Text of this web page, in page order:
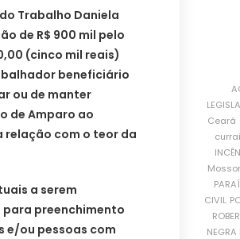
Trabalho Daniela
de R$ 900 mil pelo
(cinco mil reais)
beneficiário
ou de manter
de Amparo ao
relação com o teor da
a serem
preenchimento
e/ou pessoas com
Ceará
CIVIL
NEGRA